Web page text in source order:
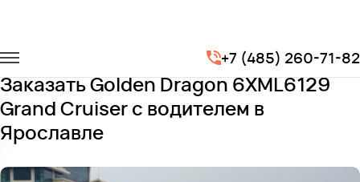
+7 (485) 260-71-82
Golden Dragon 6XML6129 Grand Cruiser
Заказать Golden Dragon 6XML6129
Grand Cruiser с водителем в
Ярославле